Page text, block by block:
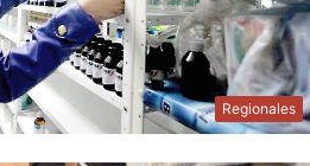
Regionales